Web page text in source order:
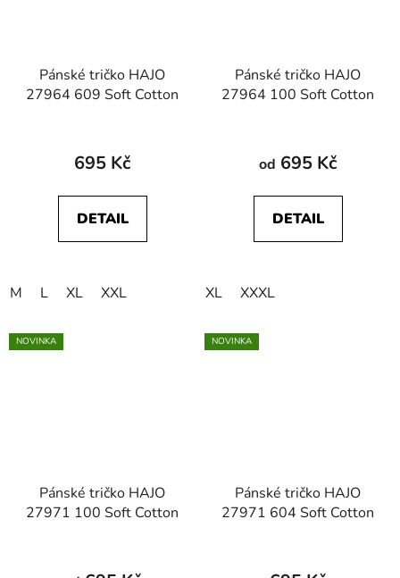
Pánské tričko HAJO
27964 609 Soft Cotton
695 Kč
DETAIL
M L XL XXL
Pánské tričko HAJO
27964 100 Soft Cotton
od 695 Kč
DETAIL
XL XXXL
NOVINKA
Pánské tričko HAJO
27971 100 Soft Cotton
NOVINKA
Pánské tričko HAJO
27971 604 Soft Cotton